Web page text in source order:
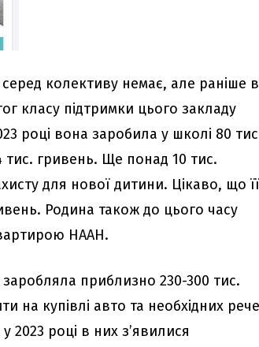
колективу немає, але раніше в
класу підтримки цього закладу
році вона заробила у школі 80
тис. гривень. Ще понад 10 тис.
для нової дитини. Цікаво, що її
Родина також до цього часу
НААН.
приблизно 230-300 тис.
на купівлі авто та необхідних
році в них з’явилися